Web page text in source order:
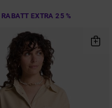
RABATT EXTRA 25 %